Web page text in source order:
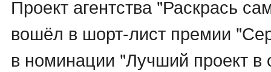
Проект агентства "Раскрась
вошёл в шорт-лист премии
в номинации "Лучший проект в